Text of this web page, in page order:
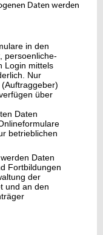
Daten werden
in den
persoenliche-
Login mittels
Nur
über
Daten
betrieblichen
Daten
Fortbildungen
der
und an den